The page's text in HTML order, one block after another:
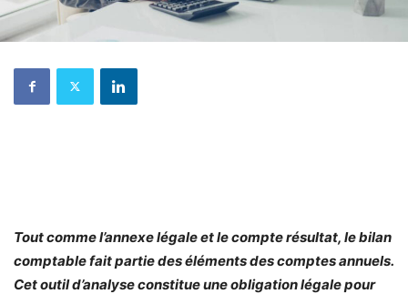
Tout comme l’annexe légale et le compte résultat, le bilan
comptable fait partie des éléments des comptes annuels.
Cet outil d’analyse constitue une obligation légale pour